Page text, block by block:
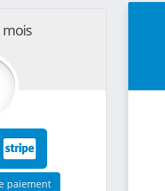
mois
paiement